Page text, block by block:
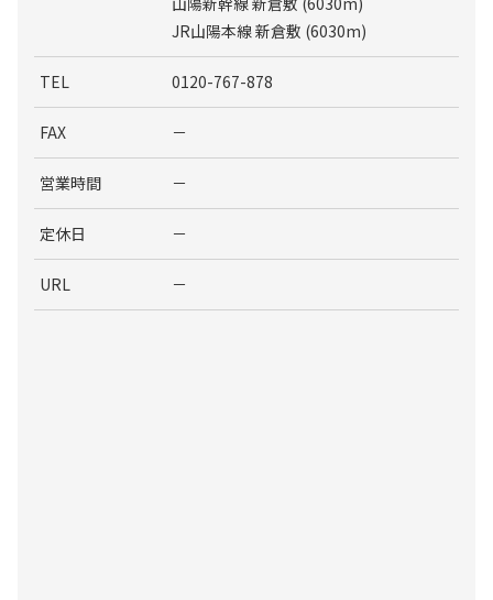
JR山陽本線 新倉敷 (6030m)
TEL 0120-767-878
FAX －
営業時間 －
定休日 －
URL －